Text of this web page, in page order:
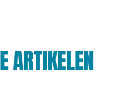
ARTIKELEN